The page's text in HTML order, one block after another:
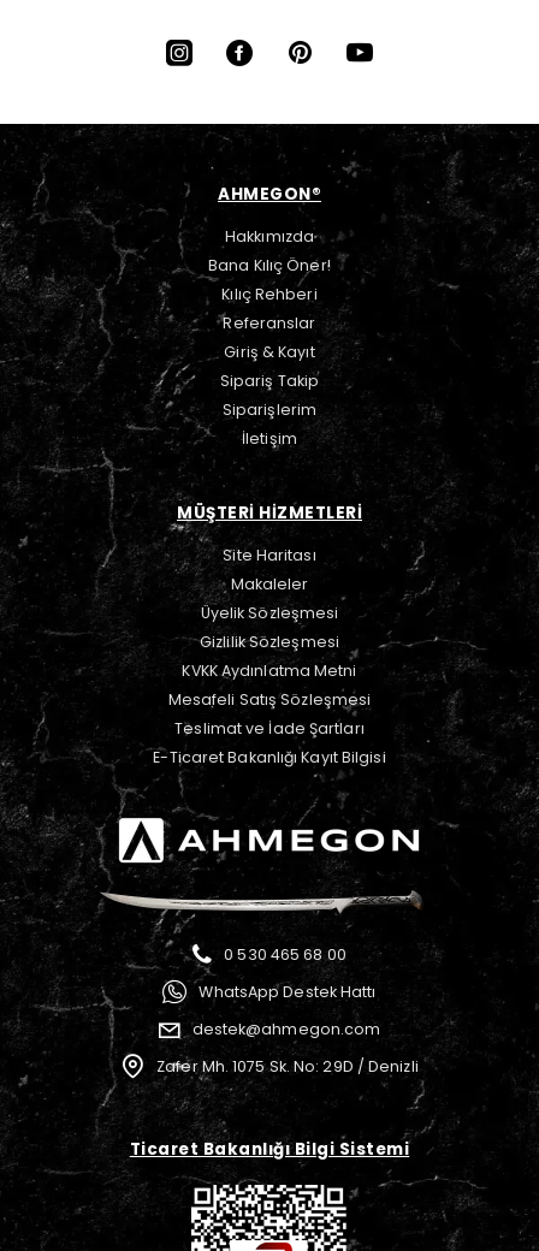
AHMEGON®
Hakkımızda
Bana Kılıç Öner!
Kılıç Rehberi
Referanslar
Giriş & Kayıt
Sipariş Takip
Siparişlerim
İletişim
MÜŞTERİ HİZMETLERİ
Site Haritası
Makaleler
Üyelik Sözleşmesi
Gizlilik Sözleşmesi
KVKK Aydınlatma Metni
Mesafeli Satış Sözleşmesi
Teslimat ve İade Şartları
E-Ticaret Bakanlığı Kayıt Bilgisi
0 530 465 68 00
WhatsApp Destek Hattı
destek@ahmegon.com
Zafer Mh. 1075 Sk. No: 29D / Denizli
Ticaret Bakanlığı Bilgi Sistemi